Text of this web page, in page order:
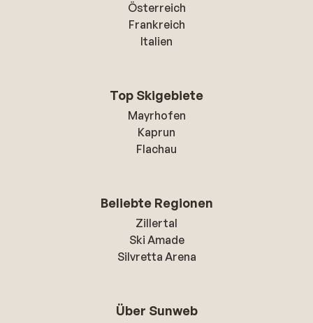
Österreich
Frankreich
Italien
Top Skigebiete
Mayrhofen
Kaprun
Flachau
Beliebte Regionen
Zillertal
Ski Amade
Silvretta Arena
Über Sunweb